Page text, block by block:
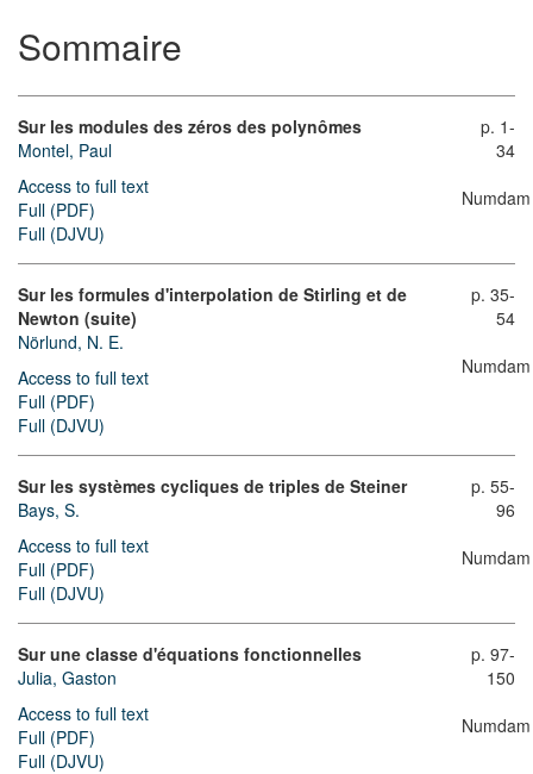
Sommaire
Sur les modules des zéros des polynômes
Montel, Paul
Access to full text
Full (PDF)
Full (DJVU)
p. 1-
34
Numdam
Sur les formules d'interpolation de Stirling et de
Newton (suite)
Nörlund, N. E.
Access to full text
Full (PDF)
Full (DJVU)
p. 35-
54
Numdam
Sur les systèmes cycliques de triples de Steiner
Bays, S.
Access to full text
Full (PDF)
Full (DJVU)
p. 55-
96
Numdam
Sur une classe d'équations fonctionnelles
Julia, Gaston
Access to full text
Full (PDF)
Full (DJVU)
p. 97-
150
Numdam